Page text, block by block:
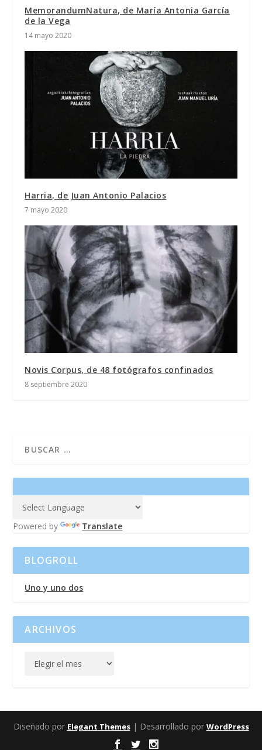
MemorandumNatura, de María Antonia García
de la Vega
14 mayo 2020
Harria, de Juan Antonio Palacios
7 mayo 2020
Novis Corpus, de 48 fotógrafos confinados
8 septiembre 2020
Powered by Translate
BLOGROLL
Uno y uno dos
ARCHIVOS
Diseñado por Elegant Themes| Desarrollado por WordPress